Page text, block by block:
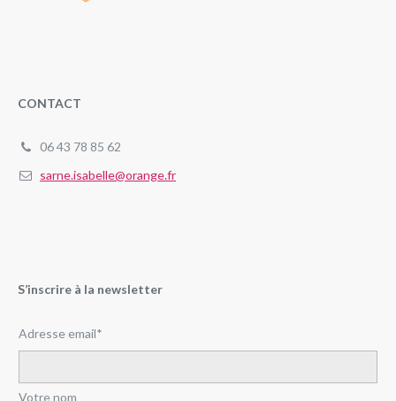
CONTACT
06 43 78 85 62
sarne.isabelle@orange.fr
S’inscrire à la newsletter
Adresse email*
Votre nom